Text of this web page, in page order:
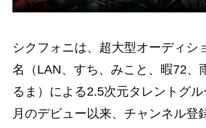
シクフォニは、超大型オーディシ
名（LAN、すち、みこと、暇72、
るま）による2.5次元タレントグ
月のデビュー以来、チャンネル登